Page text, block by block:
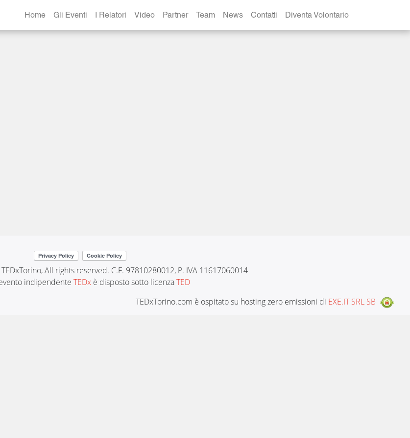
Home Gli Eventi I Relatori Video Partner Team News Contatti Diventa Volontario
All rights reserved. C.F. 97810280012, P. IVA 11617060014
indipendente TEDx è disposto sotto licenzaTED
TEDxTorino.com è ospitato su hosting zero emissioni di EXE.IT SRL SB